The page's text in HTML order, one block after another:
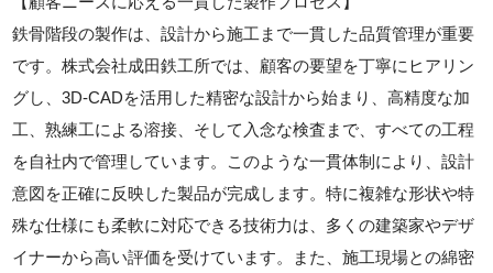
鉄骨階段の製作は、設計から施工まで一貫した品質管理が重要
です。株式会社成田鉄工所では、顧客の要望を丁寧にヒアリン
グし、3D-CADを活用した精密な設計から始まり、高精度な加
工、熟練工による溶接、そして入念な検査まで、すべての工程
を自社内で管理しています。このような一貫体制により、設計
意図を正確に反映した製品が完成します。特に複雑な形状や特
殊な仕様にも柔軟に対応できる技術力は、多くの建築家やデザ
イナーから高い評価を受けています。また、施工現場との綿密